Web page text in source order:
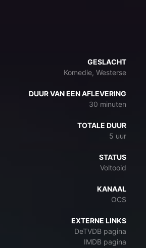
GESLACHT
Komedie, Westerse
DUUR VAN EEN AFLEVERING
30 minuten
TOTALE DUUR
5 uur
STATUS
Voltooid
KANAAL
OCS
EXTERNE LINKS
DeTVDB pagina
IMDB pagina